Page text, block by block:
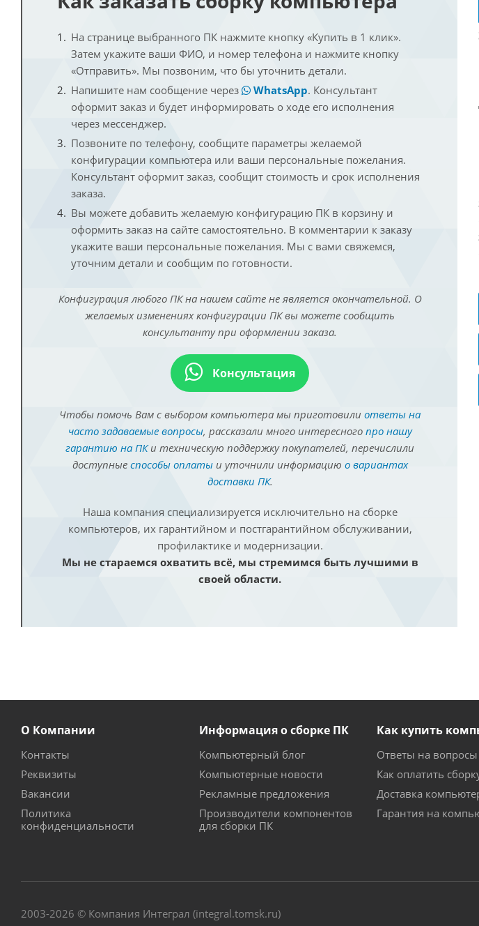
На странице выбранного ПК нажмите кнопку «Купить в 1 клик».
Затем укажите ваши ФИО, и номер телефона и нажмите кнопку
«Отправить». Мы позвоним, что бы уточнить детали.
Напишите нам сообщение через
WhatsApp. Консультант
оформит заказ и будет информировать о ходе его исполнения
через мессенджер.
Позвоните по телефону, сообщите параметры желаемой
конфигурации компьютера или ваши персональные пожелания.
Консультант оформит заказ, сообщит стоимость и срок исполнения
заказа.
Вы можете добавить желаемую конфигурацию ПК в корзину и
оформить заказ на сайте самостоятельно. В комментарии к заказу
укажите ваши персональные пожелания. Мы с вами свяжемся,
уточним детали и сообщим по готовности.
Конфигурация любого ПК на нашем сайте не является окончательной. О
желаемых изменениях конфигурации ПК вы можете сообщить
консультанту при оформлении заказа.
Консультация
Чтобы помочь Вам с выбором компьютера мы приготовили ответы на
часто задаваемые вопросы, рассказали много интересного про нашу
гарантию на ПКи техническую поддержку покупателей, перечислили
доступные способы оплатыи уточнили информацию о вариантах
доставки ПК.
Наша компания специализируется исключительно на сборке
компьютеров, их гарантийном и постгарантийном обслуживании,
профилактике и модернизации.
Мы не стараемся охватить всё, мы стремимся быть лучшими в
своей области.
О Компании
Контакты
Реквизиты
Вакансии
Политика
конфиденциальности
Информация о сборке ПК
Компьютерный блог
Компьютерные новости
Рекламные предложения
Производители компонентов
для сборки ПК
Как купить
Ответы на вопросы
Как оплатить
Доставка
Гарантия на
2003-2026 © Компания Интеграл (integral.tomsk.ru)